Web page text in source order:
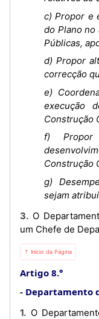
c) Propor e
do Plano no
Públicas,
d) Propor
correcção
e)
execução
Construção
f) Propor
Construção
g)
sejam
3. O Departamento de Planeamento é chefiado por
um Chefe de
⇡ Início da Página
Artigo 8.°
Departamento
1. O Departamento de Monitoramento e Controlo é